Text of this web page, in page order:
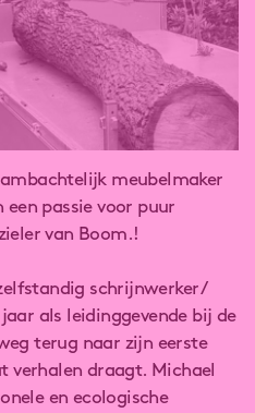
meubelmaker
passie voor puur
van Boom.!
schrijnwerker /
als leidinggevende bij de
terug naar zijn eerste
verhalen draagt. Michael
en ecologische